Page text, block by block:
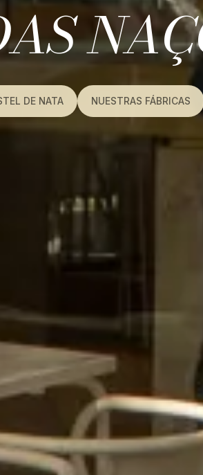
DE NATA NUESTRAS FÁBRICAS